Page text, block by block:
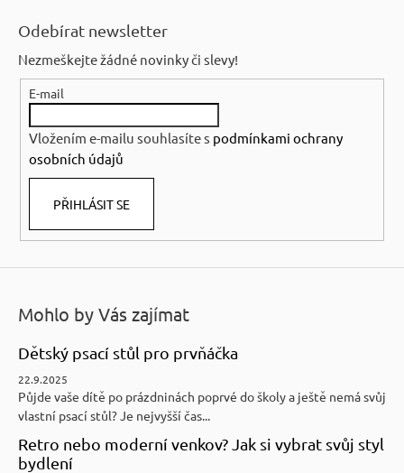
Odebírat newsletter
Nezmeškejte žádné novinky či slevy!
E-mail
Vložením e-mailu souhlasíte s podmínkami ochrany
osobních údajů
PŘIHLÁSIT SE
Mohlo by Vás zajímat
Dětský psací stůl pro prvňáčka
22.9.2025
Půjde vaše dítě po prázdninách poprvé do školy a ještě nemá svůj
vlastní psací stůl? Je nejvyšší čas...
Retro nebo moderní venkov? Jak si vybrat svůj styl
bydlení